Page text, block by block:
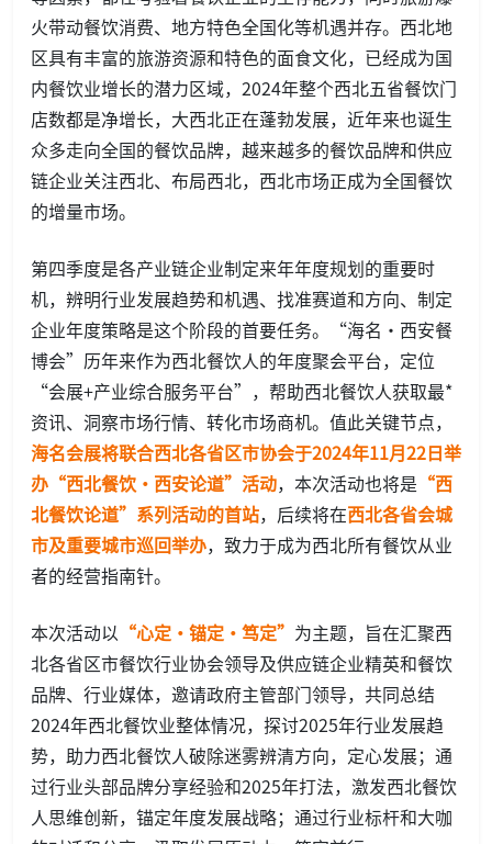
火带动餐饮消费、地方特色全国化等机遇并存。西北地
区具有丰富的旅游资源和特色的面食文化，已经成为国
内餐饮业增长的潜力区域，2024年整个西北五省餐饮门
店数都是净增长，大西北正在蓬勃发展，近年来也诞生
众多走向全国的餐饮品牌，越来越多的餐饮品牌和供应
链企业关注西北、布局西北，西北市场正成为全国餐饮
的增量市场。
第四季度是各产业链企业制定来年年度规划的重要时
机，辨明行业发展趋势和机遇、找准赛道和方向、制定
企业年度策略是这个阶段的首要任务。“海名·西安餐
博会”历年来作为西北餐饮人的年度聚会平台，定位
“会展+产业综合服务平台”，帮助西北餐饮人获取最*
资讯、洞察市场行情、转化市场商机。值此关键节点，
海名会展将联合西北各省区市协会于2024年11月22日举
办“西北餐饮· 西安论道”活动，本次活动也将是 “西
北餐饮论道”系列活动的首站，后续将在西北各省会城
市及重要城市巡回举办，致力于成为西北所有餐饮从业
者的经营指南针。
本次活动以 “心定·锚定·笃定” 为主题，旨在汇聚西
北各省区市餐饮行业协会领导及供应链企业精英和餐饮
品牌、行业媒体，邀请政府主管部门领导，共同总结
2024年西北餐饮业整体情况，探讨2025年行业发展趋
势，助力西北餐饮人破除迷雾辨清方向，定心发展；通
过行业头部品牌分享经验和2025年打法，激发西北餐饮
人思维创新，锚定年度发展战略；通过行业标杆和大咖